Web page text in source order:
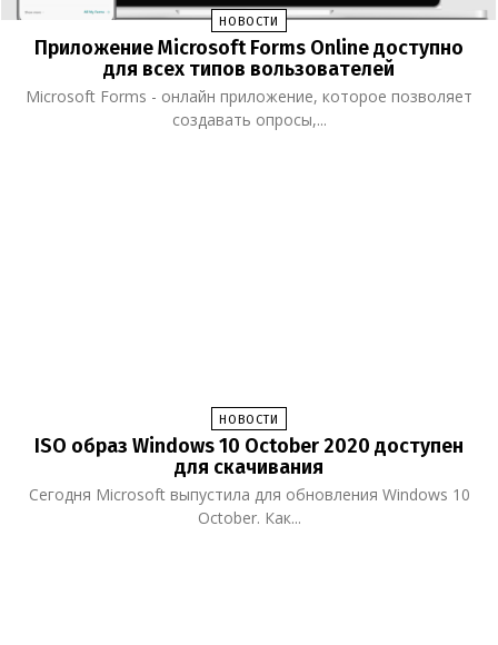
НОВОСТИ
Приложение Microsoft Forms Online доступно
для всех типов вользователей
Microsoft Forms - онлайн приложение, которое позволяет
создавать опросы,...
НОВОСТИ
ISO образ Windows 10 October 2020 доступен
для скачивания
Сегодня Microsoft выпустила для обновления Windows 10
October. Как...